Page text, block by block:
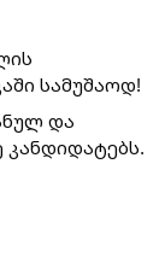
სამუშაოდ!
და